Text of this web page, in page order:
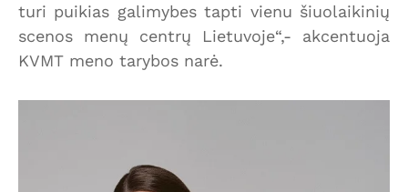
turi puikias galimybes tapti vienu šiuolaikinių
scenos menų centrų Lietuvoje“,- akcentuoja
KVMT meno tarybos narė.